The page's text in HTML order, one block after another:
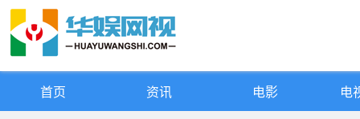
首页 资讯 电影 电